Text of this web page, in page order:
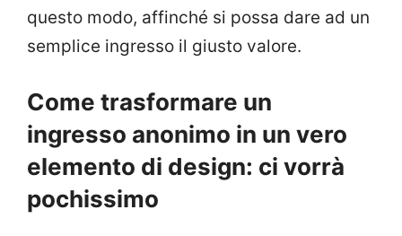
questo modo, affinché si possa dare ad un
semplice ingresso il giusto valore.
Come trasformare un
ingresso anonimo in un vero
elemento di design: ci vorrà
pochissimo